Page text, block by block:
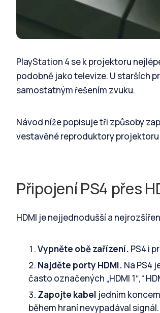
PlayStation 4 se k projektoru
podobně jako televize. U starších
samostatným řešením zvuku.
Návod níže popisuje tři způsoby
vestavěné reproduktory projektoru
Připojení PS4 přes
HDMI je nejjednodušší a
Vypněte obě zařízení. PS4 i
Najděte porty HDMI. Na PS4
často označených „HDMI 1″,“
Zapojte kabel jedním
během hraní nevypadával signál.